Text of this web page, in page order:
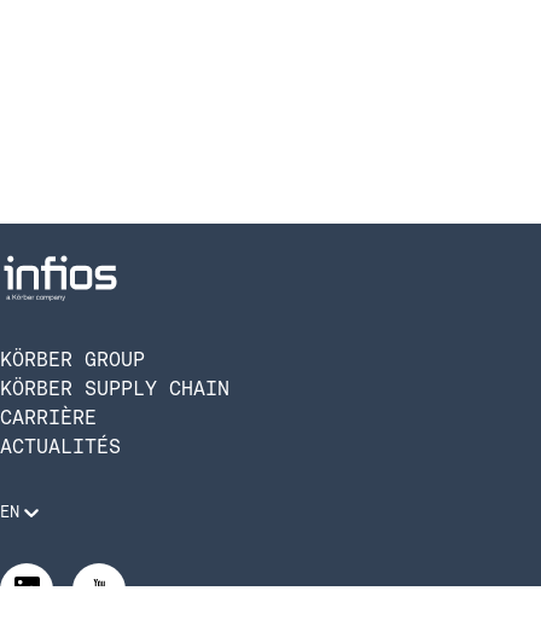
KÖRBER GROUP
KÖRBER SUPPLY CHAIN
CARRIÈRE
ACTUALITÉS
EN